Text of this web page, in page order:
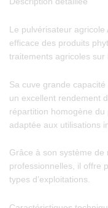
Le pulvérisateur agricole
efficace des produits
traitements agricoles sur
Sa cuve grande
un excellent rendement
répartition homogène
adaptée aux utilisations
Grâce à son système
professionnelles, il offre
types d’exploitations.